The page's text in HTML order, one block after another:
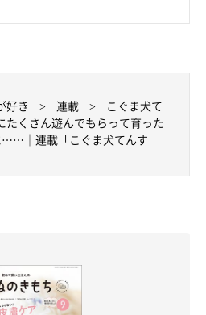
好き 連載
こぐま犬て
たくさん遊んでもらって育った
……｜連載「こぐま犬てんす